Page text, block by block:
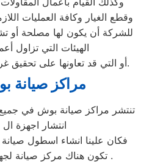
وقطع الغيار وكافة العمليات
للشركة أن يكون لها مصلحة أو
الهيئات التي تزاول
أو التي قد تعاونها على تحقيق غرضها في مصر أو في الخارج.
مراكز صيانة
تنتشر مراكز صيانة بوش في
انتشار اجهزة
فكان علينا انشاء اسطول
تكون هناك مركز صيانة لجهزة بوش ب القرب منك .